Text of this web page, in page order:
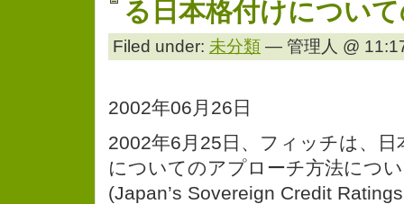
る日本格付けについ
Filed under: 未分類 — 管理人 @
2002年06月26日
2002年6月25日、フィッチは、
についてのアプローチ方法につ
(Japan’s Sovereign Credit